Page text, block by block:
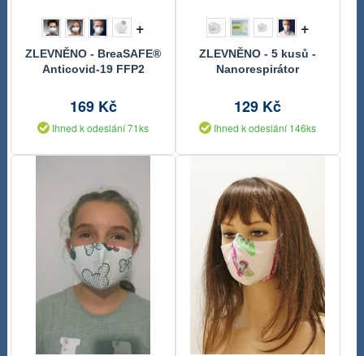
+
ZLEVNĚNO - BreaSAFE®
Anticovid-19 FFP2
169 Kč
Ihned k odeslání 71ks
+
ZLEVNĚNO - 5 kusů -
Nanorespirátor
NR
129 Kč
Ihned k odeslání 146ks